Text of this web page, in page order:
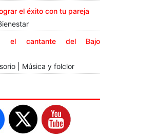
el éxito con tu pareja
el cantante del Bajo
| Música y folclor